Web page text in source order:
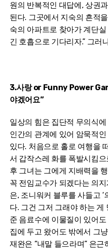
원의 반복적인 대답에, 상권
된다. 그곳에서 지숙의 흔적
숙의 아파트로 찾아가 계단
긴 호흡으로 기다리자.” 그러
3.사랑 or Funny Power
야겠어요”
일상의 힘은 집단적 무의식
인간의 관계에 있어 암묵적
있다. 처음으로 홀로 여행을
서 갑작스레 화를 폭발시킴
후 그녀는 그에게 지배력을
꼭 전임교수가 되겠다는 의
은, 조니워커 블루를 사들고
다. 그건 그저 그래야 하는
준 음료수에 이물질이 있어
집에 두고 왔어도 밖에서 그
재완은 “내말 들으라며” 은